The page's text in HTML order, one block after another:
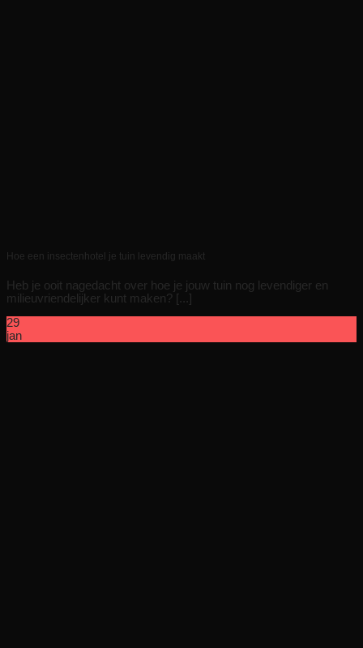
Hoe een insectenhotel je tuin levendig maakt
Heb je ooit nagedacht over hoe je jouw tuin nog levendiger en
milieuvriendelijker kunt maken? [...]
29
jan